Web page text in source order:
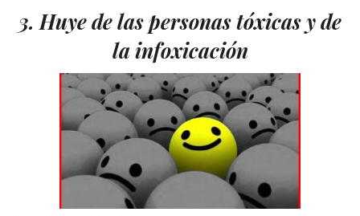
3. Huye de las personas tóxicas y de
la infoxicación